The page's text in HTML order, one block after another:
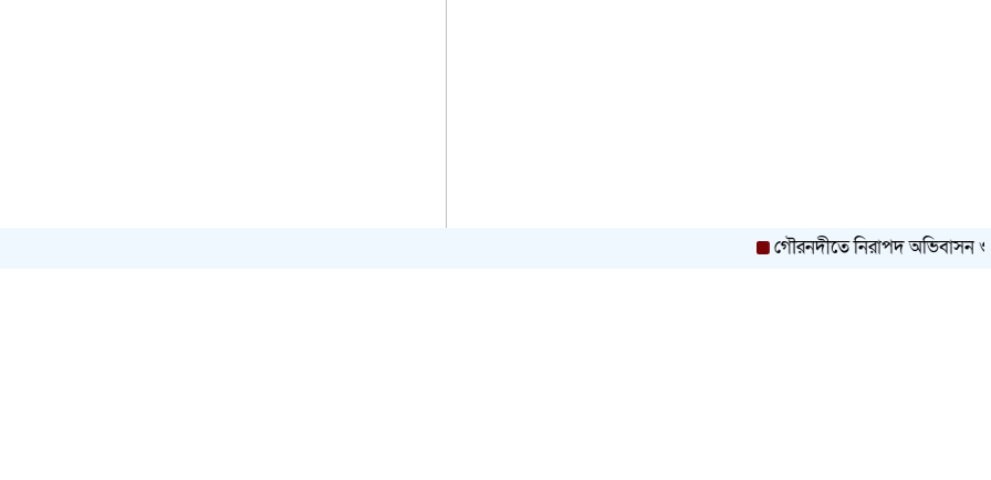
গৌরনদীতে নিরাপদ অভিবাসন ও